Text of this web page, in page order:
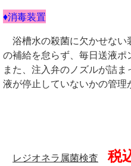
♦消毒装置
浴槽水の殺菌に欠かせない
の補給を怠らず、毎日送液ポ
また、注入弁のノズルが詰
液が停止していないかの管理
レジオネラ属菌検査 税